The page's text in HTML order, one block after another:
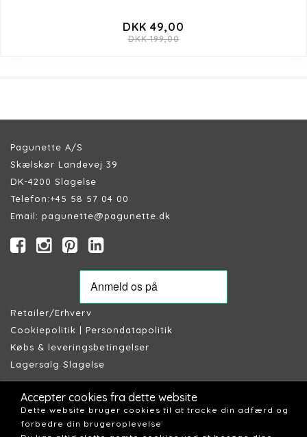
DKK 49,00
DKK 199,00
Pagunette A/S
Skælskør Landevej 39
DK-4200 Slagelse
Telefon:+45 58 57 04 00
Email: pagunette@pagunette.dk
Retailer/Erhverv
Cookiepolitik | Persondatapolitik
Købs & leveringsbetingelser
Lagersalg Slagelse
Accepter cookies fra dette website
Dette website bruger cookies til at tracke din adfærd og
forbedre din brugeroplevelse